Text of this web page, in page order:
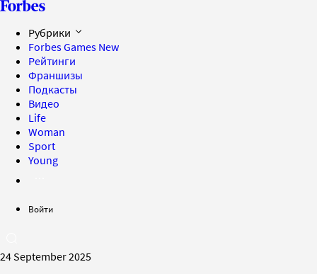
Рубрики
Forbes Games New
Рейтинги
Франшизы
Подкасты
Видео
Life
Woman
Sport
Young
Войти
24 September 2025